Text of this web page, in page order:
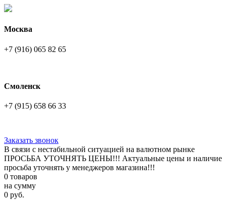
Москва
+7 (916) 065 82 65
Смоленск
+7 (915) 658 66 33
Заказать звонок
В связи с нестабильной ситуацией на валютном рынке
ПРОСЬБА УТОЧНЯТЬ ЦЕНЫ!!! Актуальные цены и наличие
просьба уточнять у менеджеров магазина!!!
0 товаров
на сумму
0 руб.